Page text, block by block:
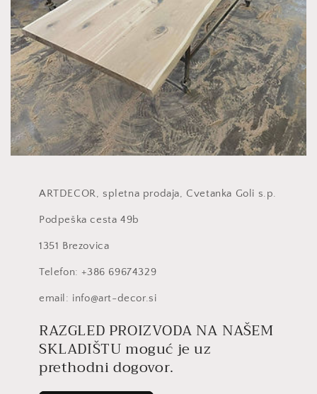
ARTDECOR, spletna prodaja, Cvetanka Goli s.p.
Podpeška cesta 49b
1351 Brezovica
Telefon: +386 69674329
email: info@art-decor.si​
RAZGLED PROIZVODA NA NAŠEM
SKLADIŠTU moguć je uz
prethodni dogovor.